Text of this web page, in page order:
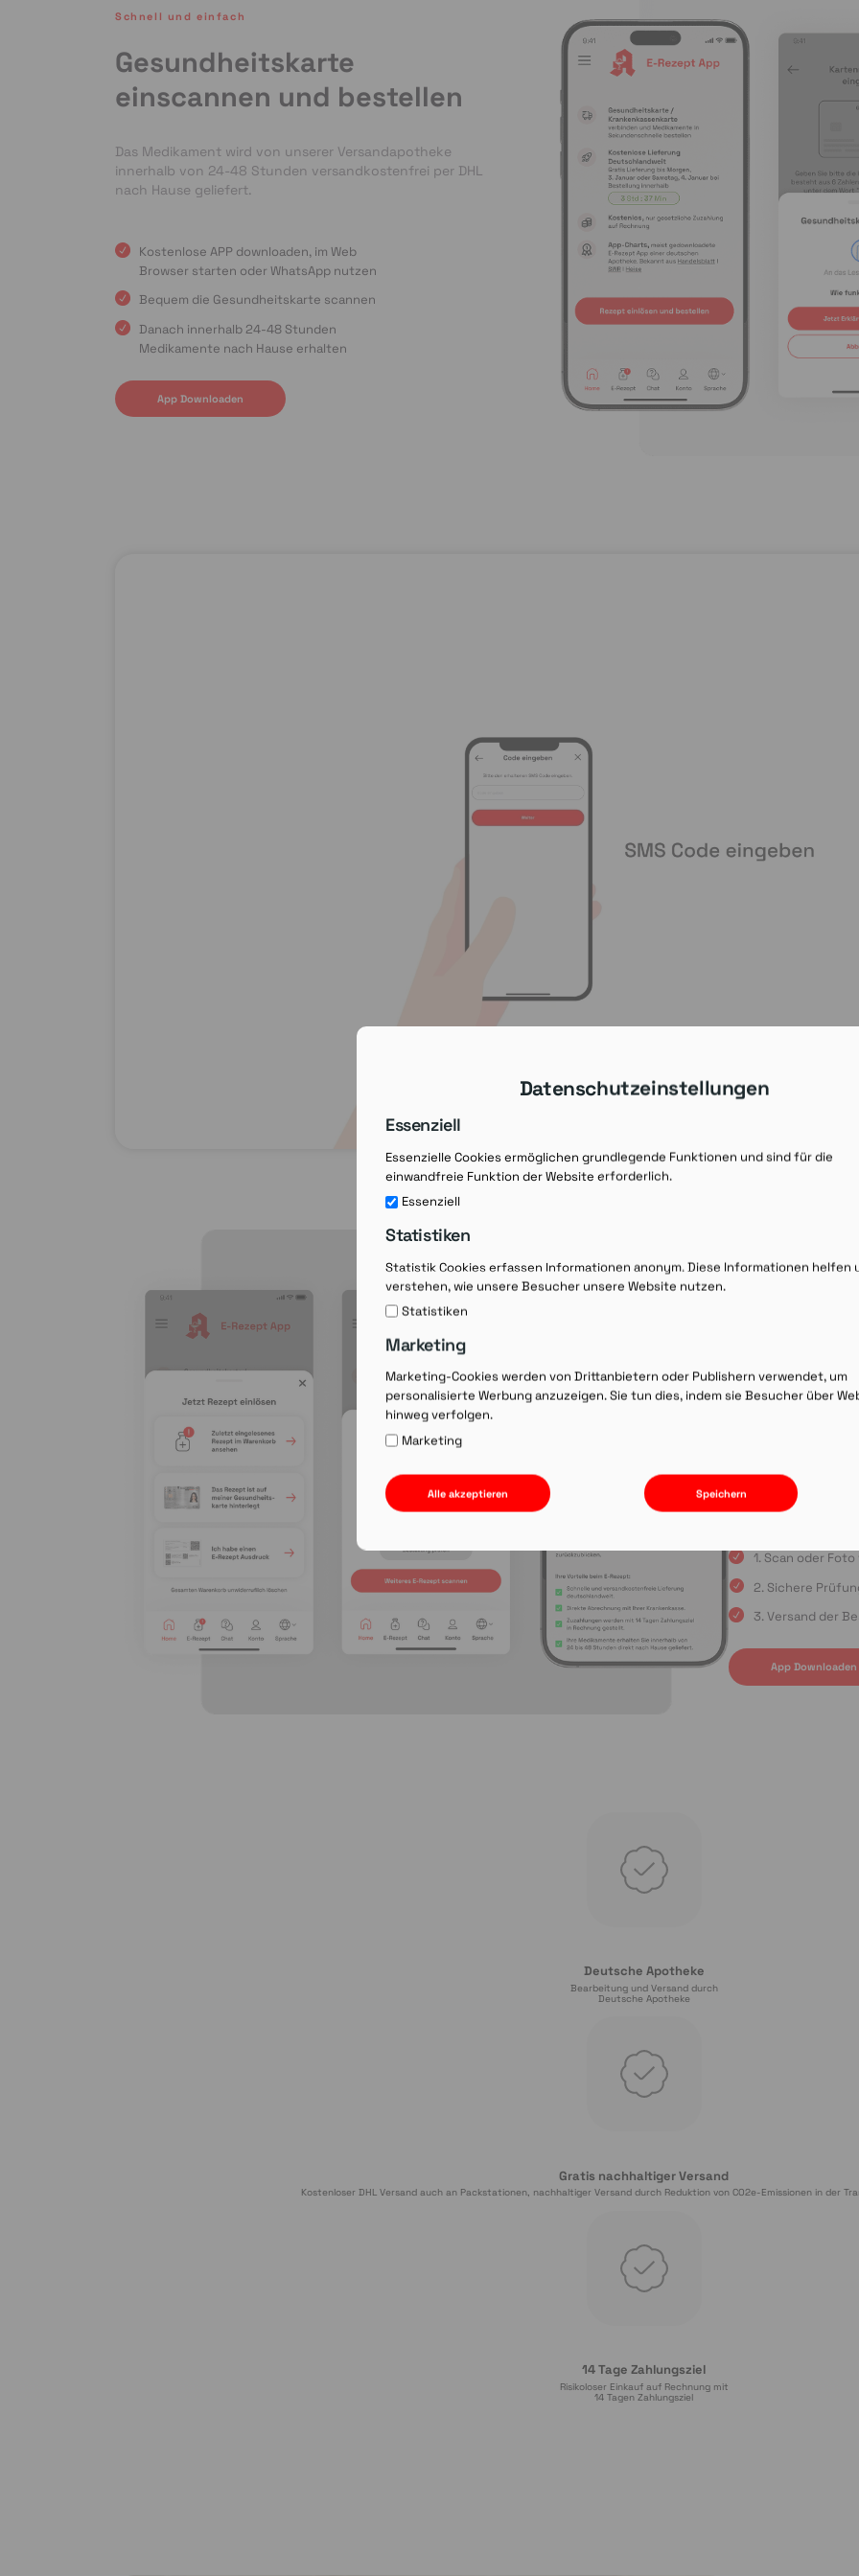
Schnell und einfach
Gesundheitskarte
einscannen und bestellen
Das Medikament wird von unserer Versandapotheke
innerhalb von 24-48 Stunden versandkostenfrei per DHL
nach Hause geliefert.
Kostenlose APP downloaden, im Web
Browser starten oder WhatsApp nutzen
Bequem die Gesundheitskarte scannen
Danach innerhalb 24-48 Stunden
Medikamente nach Hause erhalten
App Downloaden
Rezept-Ausdruck
Rezept-
Wir laden Sie ein,
Rezepte schnell
oder die
sind Sie immer in
Apple App Store
uns auf Ihre
1. Scan oder
2. Sichere
3. Versand der
App Downloaden
Deutsche Apotheke
Bearbeitung und Versand durch
Deutsche Apotheke
Gratis nachhaltiger Versand
Kostenloser DHL Versand auch an Packstationen, nachhaltiger Versand durch Reduktion von CO2e-Emissionen in der
14 Tage Zahlungsziel
Risikoloser Einkauf auf Rechnung mit
14 Tagen Zahlungsziel
Datenschutzeinstellungen
Essenziell
Essenzielle Cookies ermöglichen grundlegende Funktionen und sind für die
einwandfreie Funktion der Website erforderlich.
Essenziell
Statistiken
Statistik Cookies erfassen Informationen anonym. Diese Informationen helfen
verstehen, wie unsere Besucher unsere Website nutzen.
Statistiken
Marketing
Marketing-Cookies werden von Drittanbietern oder Publishern verwendet, um
personalisierte Werbung anzuzeigen. Sie tun dies, indem sie Besucher über
hinweg verfolgen.
Marketing
Alle akzeptieren Speichern